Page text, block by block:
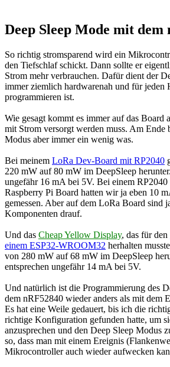
Deep Sleep Mode mit dem
So richtig stromsparend wird ein
den Tiefschlaf schickt. Dann sollte er
Strom mehr verbrauchen. Dafür dient der
immer ziemlich hardwarenah und für jeden
programmieren ist.
Wie gesagt kommt es immer auf das Board
mit Strom versorgt werden muss. Am Ende
Modus aber immer ein wenig was.
Bei meinem LoRa Dev-Board mit RP2040
220 mW auf 80 mW im DeepSleep
ungefähr 16 mA bei 5V. Bei einem
Raspberry Pi Board hatten wir ja eben 10
gemessen. Aber auf dem LoRa Board sind
Komponenten drauf.
Und das Cheap Yellow Display, das für den
einem ESP32-WROOM32 herhalten
von 280 mW auf 68 mW im DeepSleep
entsprechen ungefähr 14 mA bei 5V.
Und natürlich ist die Programmierung des
dem nRF52840 wieder anders als mit dem
Es hat eine Weile gedauert, bis ich die
richtige Konfiguration gefunden hatte, um
anzusprechen und den Deep Sleep Modus
so, dass man mit einem Ereignis
Mikrocontroller auch wieder aufwecken